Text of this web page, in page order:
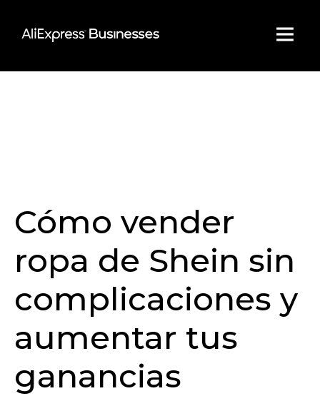
content
Cómo vender
ropa de Shein sin
complicaciones y
aumentar tus
ganancias